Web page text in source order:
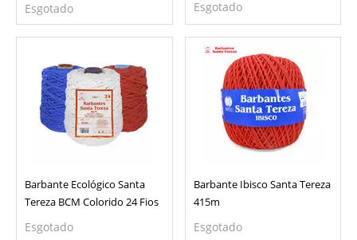
Esgotado Esgotado
Barbante Ecológico Santa
Tereza BCM Colorido 24 Fios
Esgotado
Barbante Ibisco Santa Tereza
415m
Esgotado